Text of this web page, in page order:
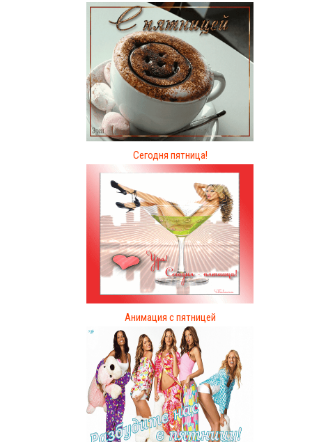
Сегодня пятница!
Анимация с пятницей